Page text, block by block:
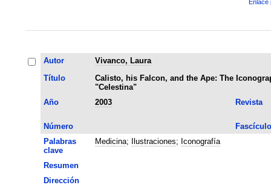
Enlace
Autor
Vivanco, Laura
Título
Calisto, his Falcon, and the Ape: The
"Celestina"
Año
2003 Revista
Número
Fascículo
Palabras
clave
Medicina; Ilustraciones; Iconografía
Resumen
Dirección